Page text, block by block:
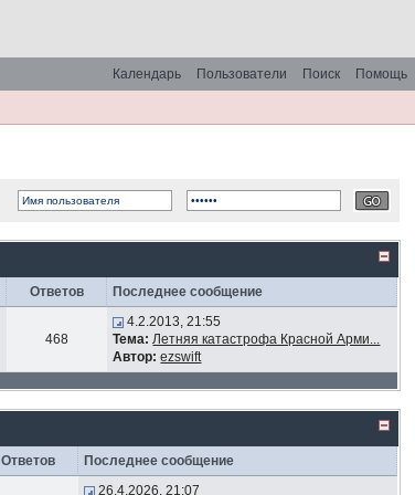
Помощь
Поиск
Пользователи
Календарь
Ответов Последнее сообщение
468
4.2.2013, 21:55
Тема: Летняя катастрофа Красной Арми...
Автор: ezswift
Ответов Последнее сообщение
26.4.2026, 21:07